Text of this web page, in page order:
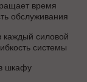
время
обслуживания
каждый силовой
системы
шкафу